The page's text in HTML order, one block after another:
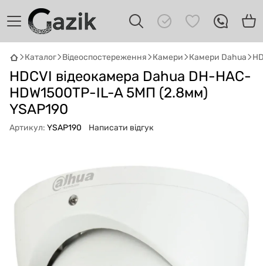
Каталог Відеоспостереження Камери Камери Dahua
HDCVI відеокамера Dahua DH-HAC-
HDW1500TP-IL-A 5МП (2.8мм)
YSAP190
Артикул: YSAP190 Написати відгук
GAZIKAI
Онлайн · пошук техніки
Привіт! 👋 Я Gazik AI — допоможу
підібрати вживану комп'ютерну техніку.
Що шукаєш?